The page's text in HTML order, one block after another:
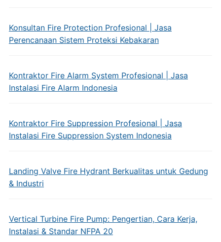
Konsultan Fire Protection Profesional | Jasa
Perencanaan Sistem Proteksi Kebakaran
Kontraktor Fire Alarm System Profesional | Jasa
Instalasi Fire Alarm Indonesia
Kontraktor Fire Suppression Profesional | Jasa
Instalasi Fire Suppression System Indonesia
Landing Valve Fire Hydrant Berkualitas untuk Gedung
& Industri
Vertical Turbine Fire Pump: Pengertian, Cara Kerja,
Instalasi & Standar NFPA 20